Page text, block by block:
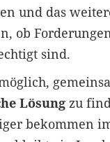
und das
ob
sind.
Lösungzu
bekommen